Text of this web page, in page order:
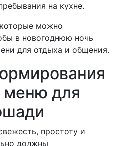
на кухне.
можно
в новогоднюю ночь
для отдыха и общения.
меню для
простоту и
должны